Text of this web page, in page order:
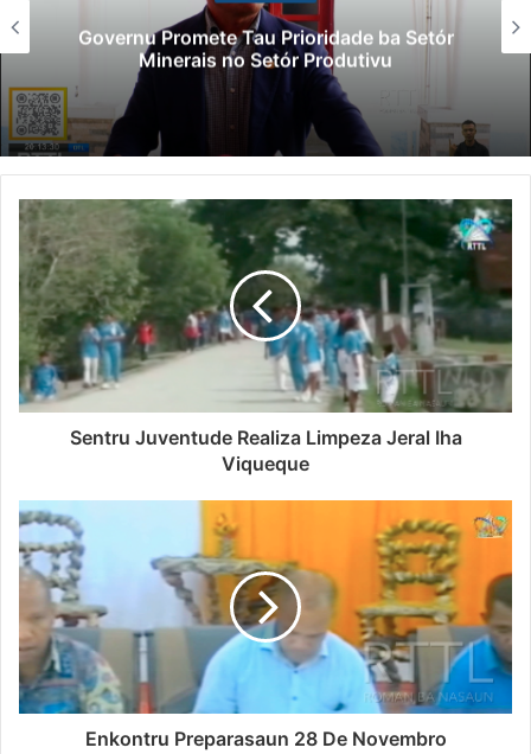
Governu Promete Tau Prioridade ba Setór
Minerais no Setór Produtivu
Sentru Juventude Realiza Limpeza Jeral Iha
Viqueque
Enkontru Preparasaun 28 De Novembro